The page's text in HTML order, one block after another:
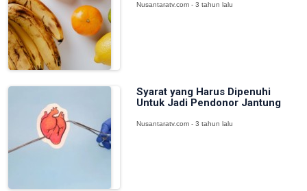
Nusantaratv.com - 3 tahun lalu
Syarat yang Harus Dipenuhi
Untuk Jadi Pendonor Jantung
Nusantaratv.com - 3 tahun lalu